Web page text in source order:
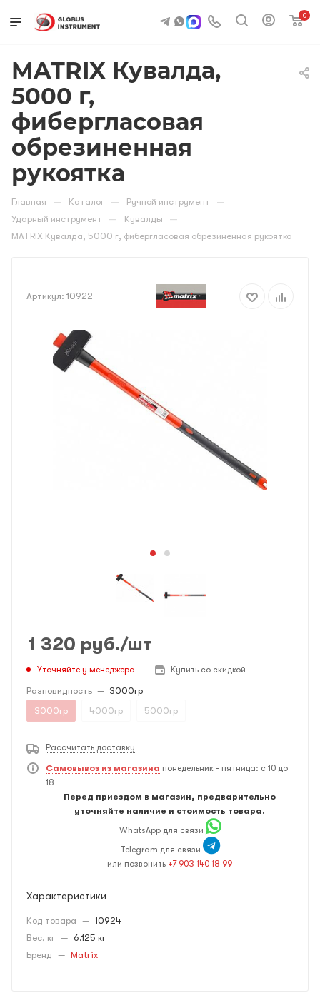
0
MATRIX Кувалда,
5000 г,
фибергласовая
обрезиненная
рукоятка
Главная — Каталог — Ручной инструмент —
Ударный инструмент — Кувалды —
MATRIX Кувалда, 5000 г, фибергласовая обрезиненная рукоятка
Артикул: 10922
1 320 руб./шт
Уточняйте у менеджера Купить со скидкой
Разновидность — 3000гр
3000гр
4000гр 5000гр
Рассчитать доставку
Самовывоз из магазина понедельник - пятница: с 10 до
18
Перед приездом в магазин, предварительно
уточняйте наличие и стоимость товара.
WhatsApp для связи
Telegram для связи
или позвонить +7 903 140 18 99
Характеристики
Код товара — 10924
Вес, кг — 6.125 кг
Бренд — Matrix